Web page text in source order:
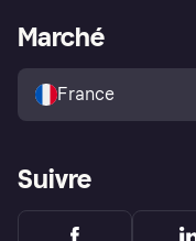
Explorez les magasins
Politique de protection
l’acheteur Klarna
Portail Marchand
Marché
France
Suivre